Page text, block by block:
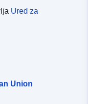
Ured za
Union